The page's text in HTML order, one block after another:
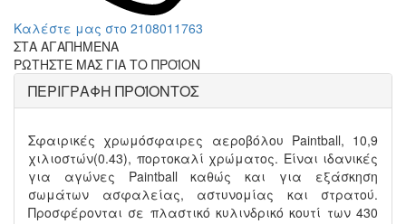
Καλέστε μας στο 2108011763
ΣΤΑ ΑΓΑΠΗΜΕΝΑ
ΡΩΤΗΣΤΕ ΜΑΣ ΓΙΑ ΤΟ ΠΡΟΪΟΝ
ΠΕΡΙΓΡΑΦΗ ΠΡΟΪΟΝΤΟΣ
Σφαιρικές χρωμόσφαιρες αεροβόλου Paintball, 10,9
χιλιοστών(0.43), πορτοκαλί χρώματος. Είναι ιδανικές
για αγώνες Paintball καθώς και για εξάσκηση
σωμάτων ασφαλείας, αστυνομίας και στρατού.
Προσφέρονται σε πλαστικό κυλινδρικό κουτί των 430